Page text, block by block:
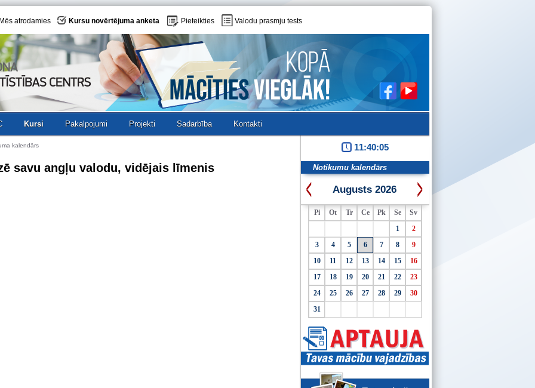
Mēs atrodamies Kursu novērtējuma anketa Pieteikties Valodu prasmju tests
Kursi Pakalpojumi Projekti Sadarbība Kontakti
kalendārs
savu angļu valodu, vidējais līmenis
11:40:06
Notikumu kalendārs
Augusts 2026
Pi Ot Tr Ce Pk Se
Sv
1
2
3
4 5 6 7 8
9
10
11 12 13 14 15
16
17
18 19 20 21 22
23
24
25 26 27 28 29
30
31